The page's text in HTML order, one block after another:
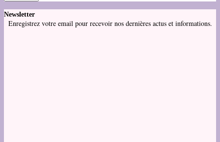
Newsletter
Enregistrez votre email pour recevoir nos dernières actus et informations.